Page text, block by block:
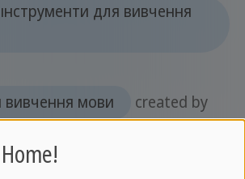
для вивчення
вивчення мови
created by